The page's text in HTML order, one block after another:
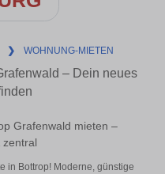
❯ WOHNUNG-MIETEN
– Dein neues
Grafenwald mieten –
zentral
in Bottrop! Moderne, günstige